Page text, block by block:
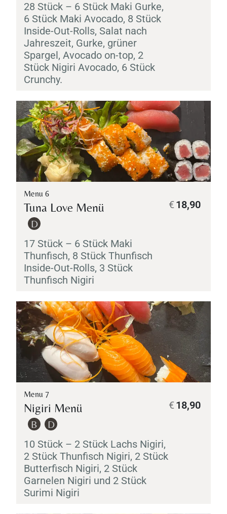
28 Stück – 6 Stück Maki Gurke,
6 Stück Maki Avocado, 8 Stück
Inside-Out-Rolls, Salat nach
Jahreszeit, Gurke, grüner
Spargel, Avocado on-top, 2
Stück Nigiri Avocado, 6 Stück
Crunchy.
Menu 6
Tuna Love Menü
D
17 Stück – 6 Stück Maki
Thunfisch, 8 Stück Thunfisch
Inside-Out-Rolls, 3 Stück
Thunfisch Nigiri
18,90
€
Menu 7
Nigiri Menü
B D
10 Stück – 2 Stück Lachs Nigiri,
2 Stück Thunfisch Nigiri, 2 Stück
Butterfisch Nigiri, 2 Stück
Garnelen Nigiri und 2 Stück
Surimi Nigiri
18,90
€